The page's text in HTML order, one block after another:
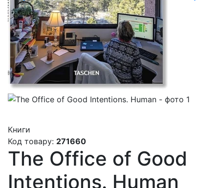
Книги
Код товару: 271660
The Office of Good
Intentions. Human